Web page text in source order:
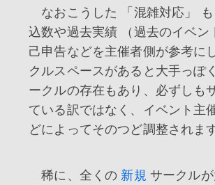
なおこうした 「混雑対応」
込数や過去実績 （過去のイベ
己申告などを主催者側が参考に
クルスペースがあると大手っぽ
ークルの存在もあり、必ずしも
ている訳ではなく、イベント主
どによってそのつど調整されます
稀に、全くの 新規 サークル